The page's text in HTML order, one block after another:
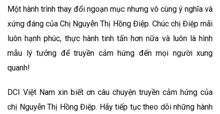
Một hành trình thay đổi ngoạn mục nhưng vô cùng ý nghĩa và
xứng đáng của Chị Nguyễn Thị Hồng Điệp. Chúc chị Điệp mãi
luôn hạnh phúc, thực hành tinh tấn hơn nữa và luôn là hình
mẫu lý tưởng để truyền cảm hứng đến mọi người xung
quanh!
DCI Việt Nam xin biết ơn câu chuyện truyền cảm hứng của
chị Nguyễn Thị Hồng Điệp. Hãy tiếp tục theo dõi những hành